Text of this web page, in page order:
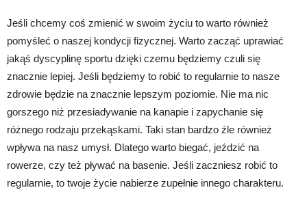
Jeśli chcemy coś zmienić w swoim życiu to warto również
pomyśleć o naszej kondycji fizycznej. Warto zacząć uprawiać
jakąś dyscyplinę sportu dzięki czemu będziemy czuli się
znacznie lepiej. Jeśli będziemy to robić to regularnie to nasze
zdrowie będzie na znacznie lepszym poziomie. Nie ma nic
gorszego niż przesiadywanie na kanapie i zapychanie się
różnego rodzaju przekąskami. Taki stan bardzo źle również
wpływa na nasz umysł. Dlatego warto biegać, jeździć na
rowerze, czy też pływać na basenie. Jeśli zaczniesz robić to
regularnie, to twoje życie nabierze zupełnie innego charakteru.